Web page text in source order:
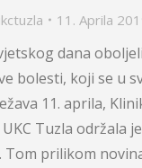
11. Aprila
dana
bolesti, koji se u
11. aprila,
Tuzla održala
Tom prilikom